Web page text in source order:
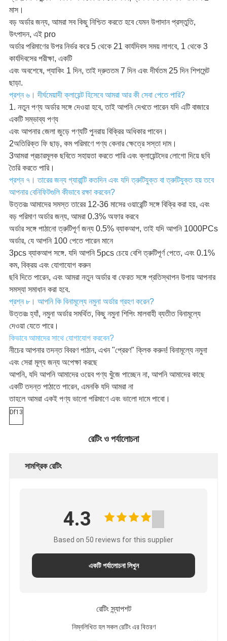
মাস।
বড় অর্ডার জন্য, আমরা সব কিছু নিশ্চিত করতে হবে যেমন উপাদান প্রস্তুতি,
উৎপাদন, এই pro
অর্ডার পরিমাণের উপর নির্ভর করে 5 থেকে 21 কার্যদিবস সময় লাগবে, 1 থেকে 3
কার্যদিবসের পরীক্ষা, একটি
এবং অবশেষে, প্যাকিং 1 দিন, তাই দ্রুততম 7 দিন এবং দীর্ঘতম 25 দিন শিপমেন্ট
ছাড়া.
প্রশ্ন ৬। দীর্ঘমেয়াদী ক্লায়েন্ট হিসেবে আমরা আর কী সেবা পেতে পারি?
1. নতুন পণ্য অর্ডার সঙ্গে দেওয়া হবে, তাই আপনি দেখতে পারেন যদি এটি বাজারে
একটি সম্ভাব্য পণ্য
এবং আপনার জেলা জুড়ে পণ্যটি পুনরায় বিক্রির অধিকার পাবেন।
2অতিরিক্ত ফি ছাড়, কম পরিমাণে পণ্য কেনার ক্ষেত্রে সস্তা দাম।
3আমরা প্রচারমূলক ছবিতে সহায়তা করতে পারি এবং ক্লায়েন্টদের লোগো দিয়ে ছবি
তৈরি করতে পারি।
প্রশ্ন ৭। তারের জন্য গ্যারান্টি কতদিন এবং যদি ত্রুটিযুক্ত বা ত্রুটিযুক্ত হয় তবে
আপনার বেনিফিটগুলি কীভাবে রক্ষা করবেন?
উত্তরঃ আমাদের সমস্ত তারের 12-36 মাসের ওয়ারেন্টি সঙ্গে বিক্রি করা হয়, এবং
বড় পরিমাণ অর্ডার জন্য, আমরা 0.3% অফার করবে
অর্ডার সঙ্গে পাঠানো ত্রুটিপূর্ণ জন্য 0.5% ব্যাকআপ, তাই যদি আপনি 1000PCs
অর্ডার, যে আপনি 100 পেতে পারেন মানে
3pcs ব্যাকআপ সঙ্গে. যদি আপনি 5pcs চেয়ে বেশি ত্রুটিপূর্ণ পেতে, এবং 0.1%
কম, বিক্রয় এবং যোগাযোগ করুন
ছবি দিতে পারেন, এবং আমরা নতুন অর্ডার বা ফেরত সঙ্গে প্রতিস্থাপন উপায় আপনার
সমস্যা সমাধান করা হবে.
প্রশ্ন ৮। আপনি কি বিনামূল্যে নমুনা অর্ডার গ্রহণ করেন?
উত্তরঃ হ্যাঁ, নমুনা অর্ডার সমর্থিত, কিছু নমুনা শিপিং মালবাহী ব্যতীত বিনামূল্যে
দেওয়া যেতে পারে।
কিভাবে আমাদের সাথে যোগাযোগ করবেন?
নীচের আপনার তদন্ত বিবরণ পাঠান, এখন "প্রেরণ" ক্লিক করুন! বিনামূল্যে নমুনা
এবং সেরা মূল্য জন্য অপেক্ষা করছে
আপনি, যদি আপনি আমাদের ওয়েব পণ্য খুঁজে পাচ্ছেন না, আপনি আমাদের কাছে
একটি তদন্ত পাঠাতে পারেন, এমনকি যদি আমরা না
তাহলে আমরা একই পণ্য ভালো পরিমাণে এবং ভালো দামে পাবো।
Df13
রেটিং ও পর্যালোচনা
সামগ্রিক রেটিং
4.3
Based on 50 reviews for this supplier
একটি পর্যালোচনা লিখুন
রেটিং স্ন্যাপশট
নিম্নলিখিত হল সকল রেটিং এর বিতরণ